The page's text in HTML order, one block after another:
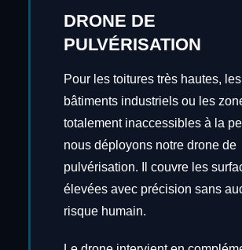
DRONE DE
PULVÉRISATION
Pour les toitures très hautes, les
bâtiments industriels ou les
totalement inaccessibles à la
nous déployons notre drone de
pulvérisation. Il couvre les
élevées avec précision sans
risque humain.